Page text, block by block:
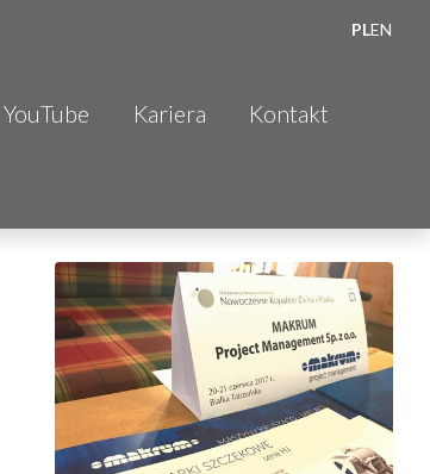
YouTube Kariera Kontakt
PLEN